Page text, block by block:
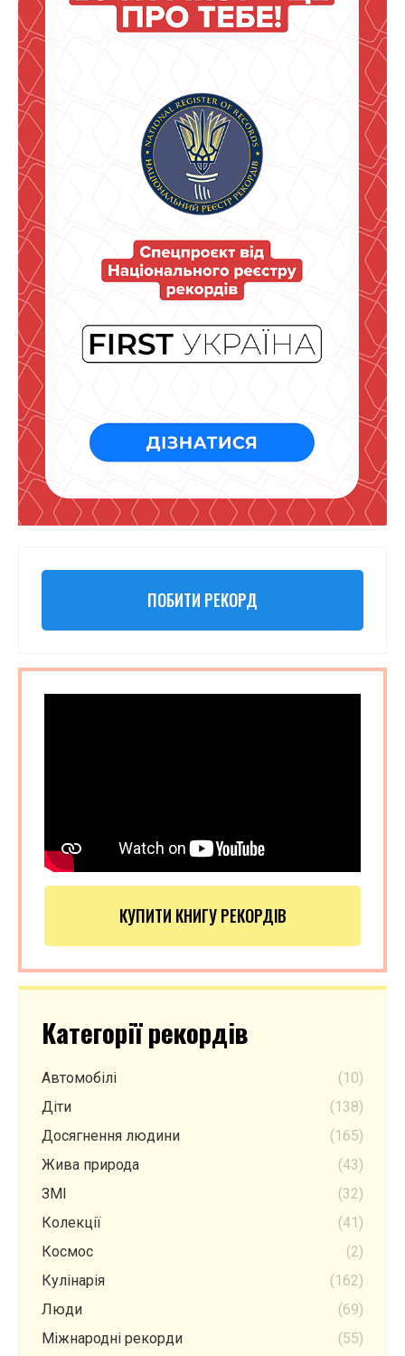
ПОБИТИ РЕКОРД
КУПИТИ КНИГУ РЕКОРДІВ
Категорії рекордів
Автомобілі
(10)
Діти
(138)
Досягнення людини
(165)
Жива природа
(43)
ЗМІ
(32)
Колекції
(41)
Космос
(2)
Кулінарія
(162)
Люди
(69)
Міжнародні рекорди
(55)